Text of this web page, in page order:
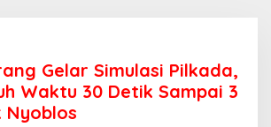
Gelar Simulasi Pilkada,
Waktu 30 Detik Sampai 3
Nyoblos